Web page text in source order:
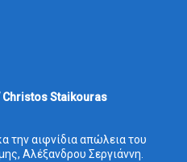
Staikouras
την αιφνίδια απώλεια του
Αλέξανδρου Σεργιάννη.